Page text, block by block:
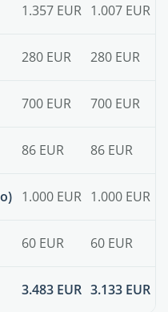
1.357 EUR 1.007 EUR
280 EUR 280 EUR
700 EUR 700 EUR
86 EUR 86 EUR
1.000 EUR 1.000 EUR
60 EUR 60 EUR
3.483 EUR 3.133 EUR